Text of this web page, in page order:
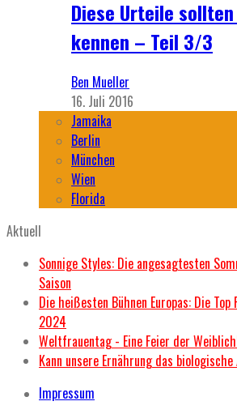
Diese Urteile
kennen – Teil 3/3
Ben Mueller
16. Juli 2016
Jamaika
Berlin
München
Wien
Florida
Aktuell
Sonnige Styles: Die angesagtesten
Saison
Die heißesten Bühnen Europas: Die
2024
Weltfrauentag - Eine Feier der
Kann unsere Ernährung das
Impressum